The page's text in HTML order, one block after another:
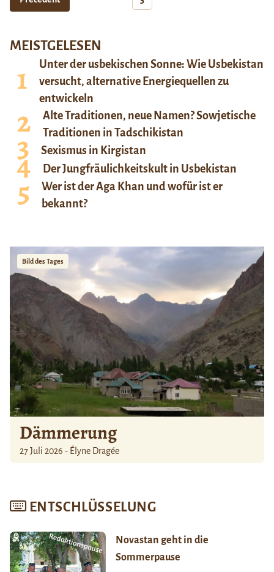
MEISTGELESEN
Unter der usbekischen Sonne: Wie Usbekistan
versucht, alternative Energiequellen zu
entwickeln
Alte Traditionen, neue Namen? Sowjetische
Traditionen in Tadschikistan
Sexismus in Kirgistan
Der Jungfräulichkeitskult in Usbekistan
Wer ist der Aga Khan und wofür ist er
bekannt?
Bild des Tages
Dämmerung
27 Juli 2026 - Élyne Dragée
ENTSCHLÜSSELUNG
Novastan geht in die
Sommerpause